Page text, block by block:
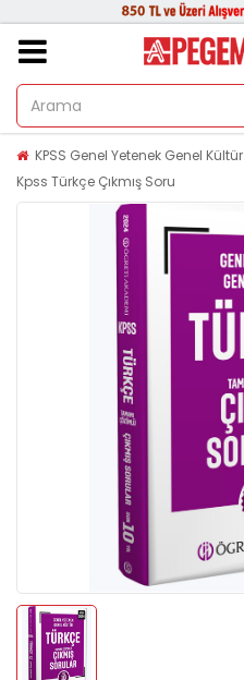
KPSS Genel Yetenek Genel Kültür
Kpss Türkçe Çıkmış Soru